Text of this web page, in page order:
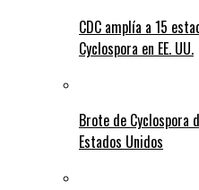
CDC amplía a 15
Cyclospora en EE. UU.
Brote de Cyclospora
Estados Unidos